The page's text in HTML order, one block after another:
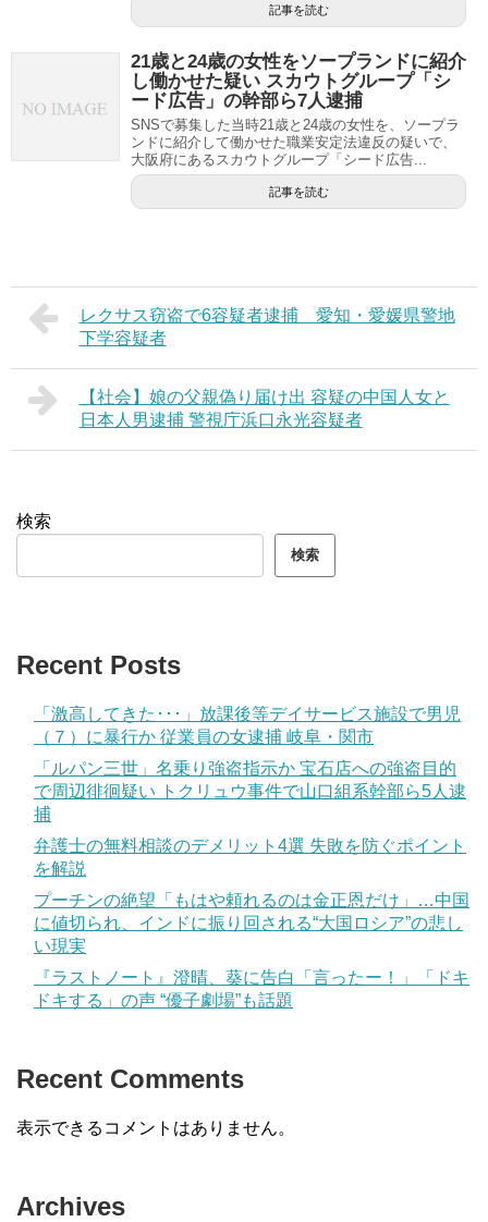
記事を読む
21歳と24歳の女性をソープランドに紹介
し働かせた疑い スカウトグループ「シ
ード広告」の幹部ら7人逮捕
SNSで募集した当時21歳と24歳の女性を、ソープラ
ンドに紹介して働かせた職業安定法違反の疑いで、
大阪府にあるスカウトグループ「シード広告...
記事を読む
レクサス窃盗で6容疑者逮捕 愛知・愛媛県警地
下学容疑者
【社会】娘の父親偽り届け出 容疑の中国人女と
日本人男逮捕 警視庁浜口永光容疑者
検索
検索
Recent Posts
「激高してきた･･･」放課後等デイサービス施設で男児
（７）に暴行か 従業員の女逮捕 岐阜・関市
「ルパン三世」名乗り強盗指示か 宝石店への強盗目的
で周辺徘徊疑い トクリュウ事件で山口組系幹部ら5人逮
捕
弁護士の無料相談のデメリット4選 失敗を防ぐポイント
を解説
プーチンの絶望「もはや頼れるのは金正恩だけ」…中国
に値切られ、インドに振り回される“大国ロシア”の悲し
い現実
『ラストノート』澄晴、葵に告白「言ったー！」「ドキ
ドキする」の声 “優子劇場”も話題
Recent Comments
表示できるコメントはありません。
Archives